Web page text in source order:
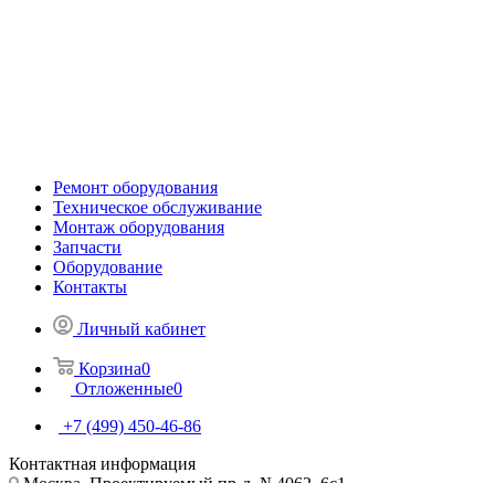
Ремонт оборудования
Техническое обслуживание
Монтаж оборудования
Запчасти
Оборудование
Контакты
Личный кабинет
Корзина0
Отложенные0
+7 (499) 450-46-86
Контактная информация